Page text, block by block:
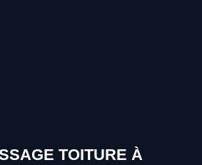
TOITURE À